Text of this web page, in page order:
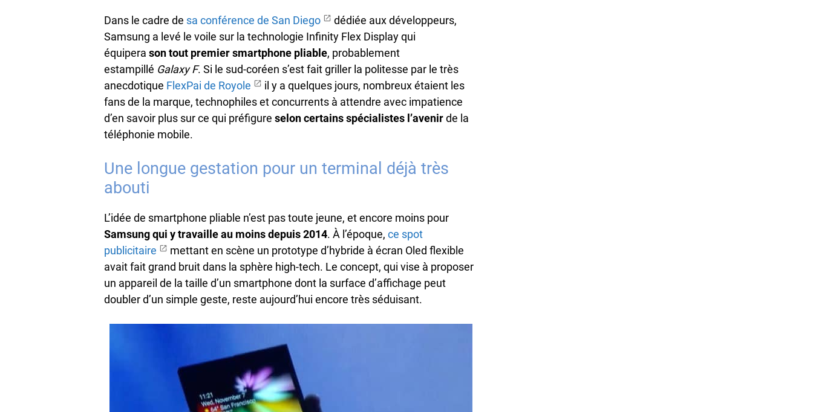
Dans le cadre de sa conférence de San Diego
dédiée aux développeurs,
Samsung a levé le voile sur la technologie Infinity Flex Display qui
équipera son tout premier smartphone pliable, probablement
estampillé Galaxy F. Si le sud-coréen s’est fait griller la politesse par le très
anecdotique FlexPai de Royole
il y a quelques jours, nombreux étaient les
fans de la marque, technophiles et concurrents à attendre avec impatience
d’en savoir plus sur ce qui préfigure selon certains spécialistes l’avenirde la
téléphonie mobile.
Une longue gestation pour un terminal déjà très
abouti
L’idée de smartphone pliable n’est pas toute jeune, et encore moins pour
Samsung qui y travaille au moins depuis 2014. À l’époque, ce spot
publicitaire
mettant en scène un prototype d’hybride à écran Oled flexible
avait fait grand bruit dans la sphère high-tech. Le concept, qui vise à proposer
un appareil de la taille d’un smartphone dont la surface d’affichage peut
doubler d’un simple geste, reste aujourd’hui encore très séduisant.